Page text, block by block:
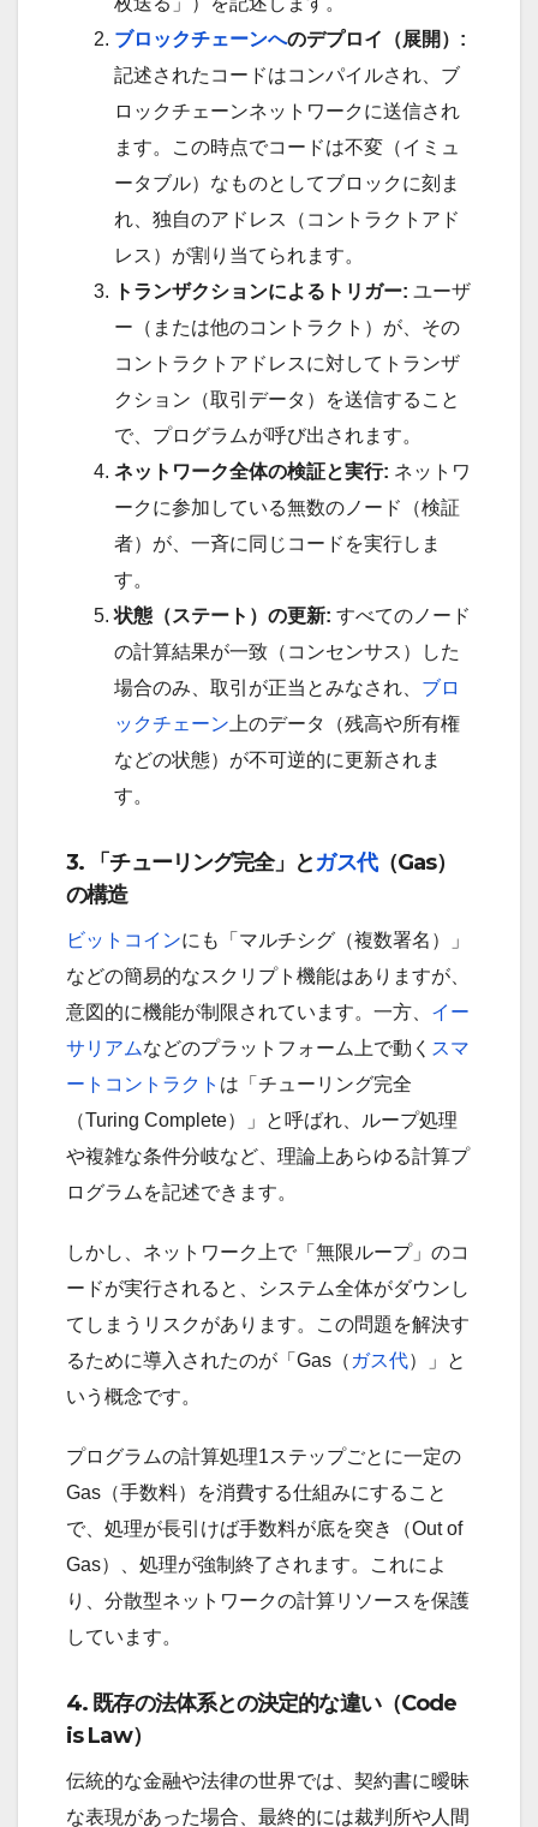
ブロックチェーンへのデプロイ（展開）:
記述されたコードはコンパイルされ、ブ
ロックチェーンネットワークに送信され
ます。この時点でコードは不変（イミュ
ータブル）なものとしてブロックに刻ま
れ、独自のアドレス（コントラクトアド
レス）が割り当てられます。
トランザクションによるトリガー: ユーザ
ー（または他のコントラクト）が、その
コントラクトアドレスに対してトランザ
クション（取引データ）を送信すること
で、プログラムが呼び出されます。
ネットワーク全体の検証と実行: ネットワ
ークに参加している無数のノード（検証
者）が、一斉に同じコードを実行しま
す。
状態（ステート）の更新: すべてのノード
の計算結果が一致（コンセンサス）した
場合のみ、取引が正当とみなされ、 ブロ
ックチェーン 上のデータ（残高や所有権
などの状態）が不可逆的に更新されま
す。
3. 「チューリング完全」とガス代（Gas）
の構造
ビットコインにも「マルチシグ（複数署名）」
などの簡易的なスクリプト機能はありますが、
意図的に機能が制限されています。一方、 イー
サリアムなどのプラットフォーム上で動く スマ
ートコントラクト は「チューリング完全
（Turing Complete）」と呼ばれ、ループ処理
や複雑な条件分岐など、理論上あらゆる計算プ
ログラムを記述できます。
しかし、ネットワーク上で「無限ループ」のコ
ードが実行されると、システム全体がダウンし
てしまうリスクがあります。この問題を解決す
るために導入されたのが「Gas（ ガス代）」と
いう概念です。
プログラムの計算処理1ステップごとに一定の
Gas（手数料）を消費する仕組みにすること
で、処理が長引けば手数料が底を突き（Out of
Gas）、処理が強制終了されます。これによ
り、分散型ネットワークの計算リソースを保護
しています。
4. 既存の法体系との決定的な違い（Code
is Law）
伝統的な金融や法律の世界では、契約書に曖昧
な表現があった場合、最終的には裁判所や人間